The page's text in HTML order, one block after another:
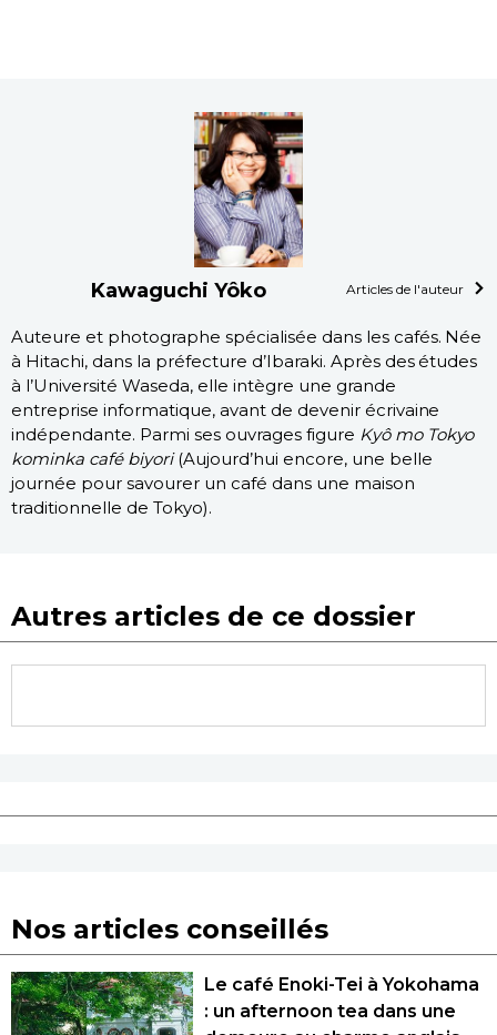
Kawaguchi Yôko Articles de l'auteur
Auteure et photographe spécialisée dans les cafés. Née
à Hitachi, dans la préfecture d’Ibaraki. Après des études
à l’Université Waseda, elle intègre une grande
entreprise informatique, avant de devenir écrivaine
indépendante. Parmi ses ouvrages figure Kyô mo Tokyo
kominka café biyori(Aujourd’hui encore, une belle
journée pour savourer un café dans une maison
traditionnelle de Tokyo).
Autres articles de ce dossier
Nos articles conseillés
Le café Enoki-Tei à Yokohama
: un afternoon tea dans une